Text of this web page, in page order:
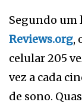
Segundo um
Reviews.org,
celular 205
vez a cada
de sono.